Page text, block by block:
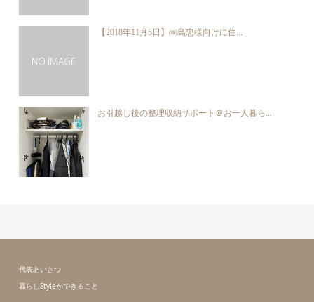
【2018年11月5日】㈱島忠様向けに住...
お引越し後の整理収納サポート＠お一人暮ら...
代表あいさつ
暮らしStyleができること